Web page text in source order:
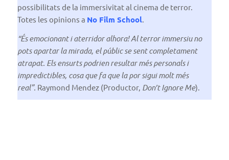
possibilitats de la immersivitat al cinema de terror.
Totes les opinions a No Film School.
“És emocionant i aterridor alhora! Al terror immersiu no
pots apartar la mirada, el públic se sent completament
atrapat. Els ensurts podrien resultar més personals i
impredictibles, cosa que fa que la por sigui molt més
real”. Raymond Mendez (Productor, Don’t Ignore Me).